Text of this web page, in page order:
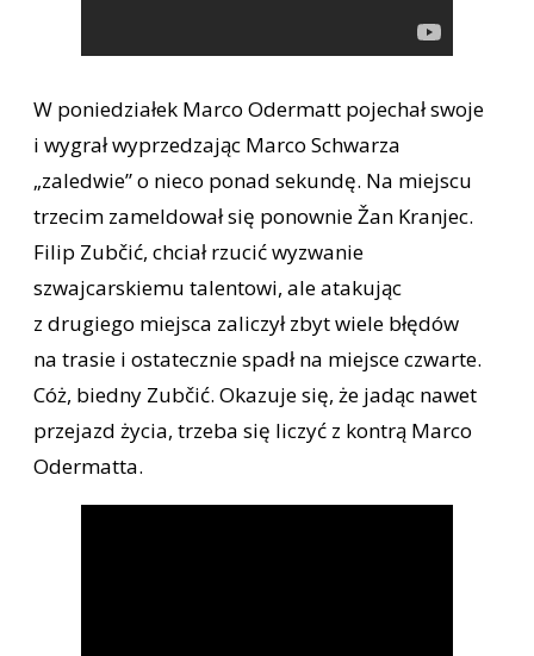
W poniedziałek Marco Odermatt pojechał swoje
i wygrał wyprzedzając Marco Schwarza
„zaledwie” o nieco ponad sekundę. Na miejscu
trzecim zameldował się ponownie Žan Kranjec.
Filip Zubčić, chciał rzucić wyzwanie
szwajcarskiemu talentowi, ale atakując
z drugiego miejsca zaliczył zbyt wiele błędów
na trasie i ostatecznie spadł na miejsce czwarte.
Cóż, biedny Zubčić. Okazuje się, że jadąc nawet
przejazd życia, trzeba się liczyć z kontrą Marco
Odermatta.